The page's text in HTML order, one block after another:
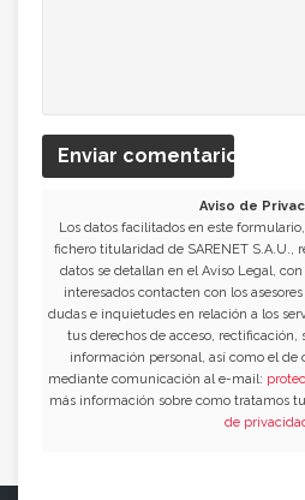
Enviar comentario
Aviso de
Los datos facilitados en este
fichero titularidad de SARENET S.A.U.,
datos se detallan en el Aviso Legal,
interesados contacten con los
dudas e inquietudes en relación a los
tus derechos de acceso,
información personal, así como el de
mediante comunicación al e-mail:
más información sobre como tratamos
de